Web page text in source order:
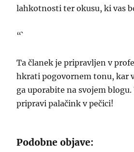
lahkotnosti ter okusu, ki vas
“`
Ta članek je pripravljen v
hkrati pogovornem tonu, kar
ga uporabite na svojem
pripravi palačink v pečici!
Podobne objave: